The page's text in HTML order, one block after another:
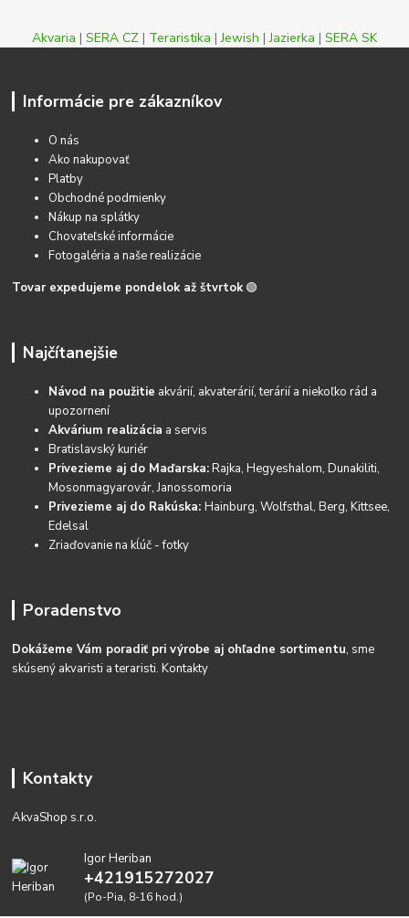
Akvaria | SERA CZ | Teraristika |Jewish |Jazierka | SERA SK
Informácie pre zákazníkov
O nás
Ako nakupovať
Platby
Obchodné podmienky
Nákup na splátky
Chovateľské informácie
Fotogaléria a naše realizácie
Tovar expedujeme pondelok až štvrtok 🟢
Najčítanejšie
Návod na použitie akvárií, akvaterárií, terárií a niekoľko rád a
upozornení
Akvárium realizácia a servis
Bratislavský kuriér
Privezieme aj do Maďarska:Rajka, Hegyeshalom, Dunakiliti,
Mosonmagyarovár, Janossomoria
Privezieme aj do Rakúska:Hainburg, Wolfsthal, Berg, Kittsee,
Edelsal
Zriaďovanie na kĺúč - fotky
Poradenstvo
Dokážeme Vám poradiť pri výrobe aj ohľadne sortimentu, sme
skúsený akvaristi a teraristi.Kontakty
Kontakty
AkvaShop s.r.o.
Igor Heriban
+421915272027
(Po-Pia, 8-16 hod.)